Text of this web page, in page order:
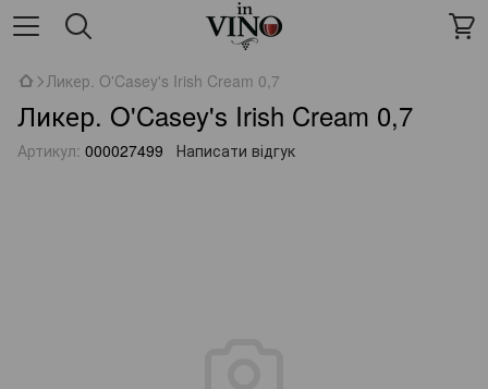
Ликер. O'Casey's Irish Cream 0,7
Ликер. O'Casey's Irish Cream 0,7
Артикул: 000027499 Написати відгук